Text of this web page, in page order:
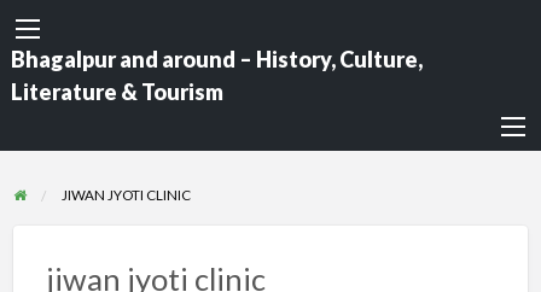
Bhagalpur and around – History, Culture,
Literature & Tourism
JIWAN JYOTI CLINIC
jiwan jyoti clinic